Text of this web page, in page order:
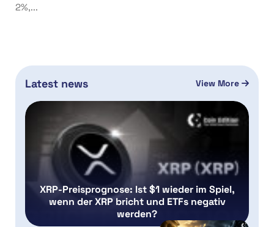
2%,...
Latest news View More
XRP-Preisprognose: Ist $1 wieder im Spiel,
wenn der XRP bricht und ETFs negativ
werden?